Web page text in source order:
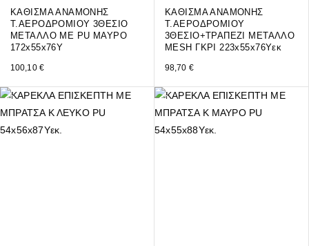
ΚΑΘΙΣΜΑ ΑΝΑΜΟΝΗΣ
Τ.ΑΕΡΟΔΡΟΜΙΟΥ 3ΘΕΣΙΟ
ΜΕΤΑΛΛΟ ΜΕ PU ΜΑΥΡΟ
172x55x76Υ
100,10 €
ΚΑΘΙΣΜΑ ΑΝΑΜΟΝΗΣ
Τ.ΑΕΡΟΔΡΟΜΙΟΥ
3ΘΕΣΙΟ+ΤΡΑΠΕΖΙ ΜΕΤΑΛΛΟ
MESH ΓΚΡΙ 223x55x76Υεκ
98,70 €